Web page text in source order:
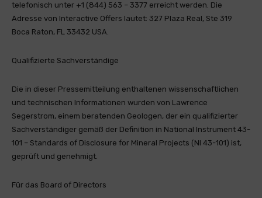
telefonisch unter +1 (844) 563 – 3377 erreicht werden. Die
Adresse von Interactive Offers lautet: 327 Plaza Real, Ste 319
Boca Raton, FL 33432 USA.
Qualifizierte Sachverständige
Die in dieser Pressemitteilung enthaltenen wissenschaftlichen
und technischen Informationen wurden von Lawrence
Segerstrom, einem beratenden Geologen, der ein qualifizierter
Sachverständiger gemäß der Definition in National Instrument 43-
101 – Standards of Disclosure for Mineral Projects (NI 43-101) ist,
geprüft und genehmigt.
Für das Board of Directors